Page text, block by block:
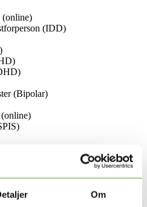
Om
(online)
(IDD)
(Bipolar)